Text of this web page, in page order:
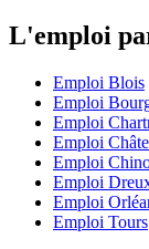
L'emploi
Emploi Blois
Emploi
Emploi
Emploi
Emploi
Emploi
Emploi
Emploi Tours